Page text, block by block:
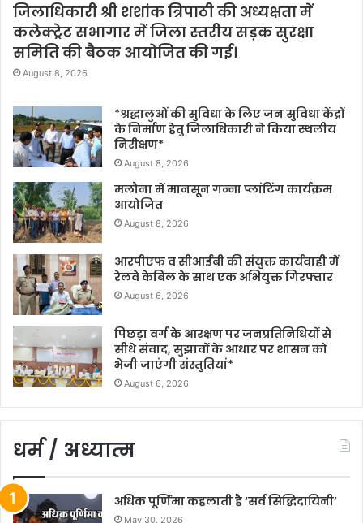
जिलाधिकारी श्री शशांक त्रिपाठी की अध्यक्षता में
कलेक्ट्रेट सभागार में जिला स्तरीय सड़क सुरक्षा
समिति की बैठक आयोजित की गई।
August 8, 2026
*श्रद्धालुओं की सुविधा के लिए जन सुविधा केंद्रों
के निर्माण हेतु जिलाधिकारी ने किया स्थलीय
निरीक्षण*
August 8, 2026
मलौना में मानसून गन्ना प्लांटिंग कार्यक्रम
आयोजित
August 8, 2026
आरपीएफ व सीआईबी की संयुक्त कार्यवाही में
रेलवे केबिल के साथ एक अभियुक्त गिरफ्तार
August 6, 2026
पिछड़ा वर्ग के आरक्षण पर जनप्रतिनिधियों से
सीधे संवाद, सुझावों के आधार पर शासन को
भेजी जाएंगी संस्तुतियां*
August 6, 2026
धर्म / अध्यात्म
अधिक पूर्णिमा कहलाती है ‘सर्व सिद्धिदायिनी’
May 30, 2026